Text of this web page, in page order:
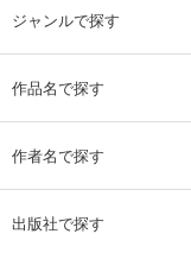
ジャンルで探す
作品名で探す
作者名で探す
出版社で探す